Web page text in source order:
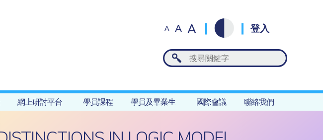
A A A 登入
網上研討平台 學員課程 學員及畢業生 國際會議 聯絡我們